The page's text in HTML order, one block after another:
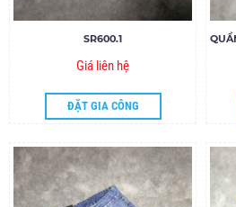
SR600.1
Giá liên hệ
ĐẶT GIA CÔNG